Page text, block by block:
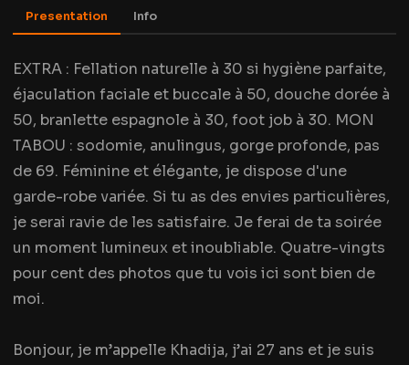
Presentation Info
EXTRA : Fellation naturelle à 30 si hygiène parfaite,
éjaculation faciale et buccale à 50, douche dorée à
50, branlette espagnole à 30, foot job à 30. MON
TABOU : sodomie, anulingus, gorge profonde, pas
de 69. Féminine et élégante, je dispose d'une
garde-robe variée. Si tu as des envies particulières,
je serai ravie de les satisfaire. Je ferai de ta soirée
un moment lumineux et inoubliable. Quatre-vingts
pour cent des photos que tu vois ici sont bien de
moi.
Bonjour, je m’appelle Khadija, j’ai 27 ans et je suis